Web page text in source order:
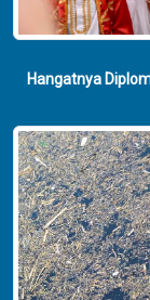
Hangatnya